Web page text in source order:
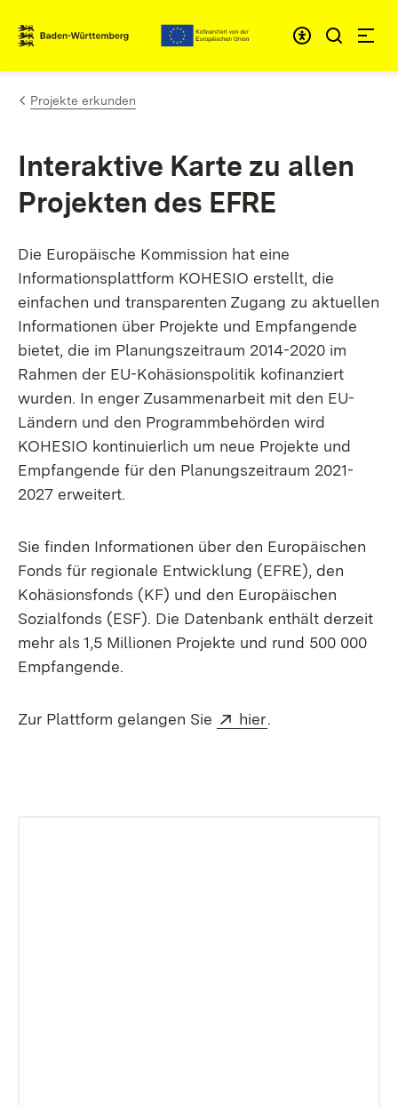
Zum Inhalt springen
Link zur Startseite
Projekte erkunden
Interaktive Karte zu allen
Projekten des EFRE
Die Europäische Kommission hat eine
Informationsplattform KOHESIO erstellt, die
einfachen und transparenten Zugang zu aktuellen
Informationen über Projekte und Empfangende
bietet, die im Planungszeitraum 2014-2020 im
Rahmen der EU-Kohäsionspolitik kofinanziert
wurden. In enger Zusammenarbeit mit den EU-
Ländern und den Programmbehörden wird
KOHESIO kontinuierlich um neue Projekte und
Empfangende für den Planungszeitraum 2021-
2027 erweitert.
Sie finden Informationen über den Europäischen
Fonds für regionale Entwicklung (EFRE), den
Kohäsionsfonds (KF) und den Europäischen
Sozialfonds (ESF). Die Datenbank enthält derzeit
mehr als 1,5 Millionen Projekte und rund 500 000
Empfangende.
Zur Plattform gelangen Sie Extern:
hier.